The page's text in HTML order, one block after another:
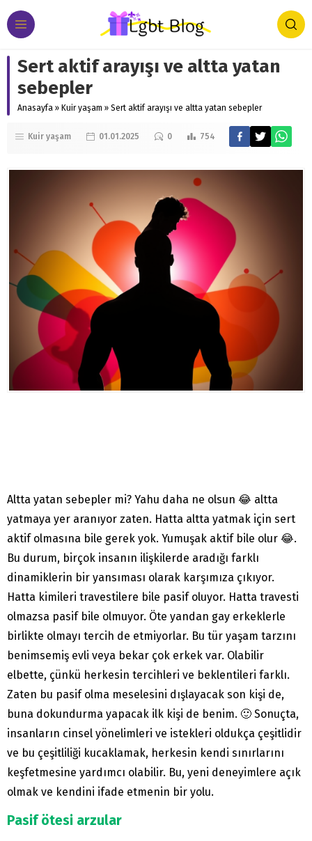
Sert aktif arayışı ve altta yatan
sebepler
Anasayfa » Kuir yaşam » Sert aktif arayışı ve altta yatan sebepler
Kuir yaşam 01.01.2025 0 754
Altta yatan sebepler mi? Yahu daha ne olsun 😂 altta
yatmaya yer aranıyor zaten. Hatta altta yatmak için sert
aktif olmasına bile gerek yok. Yumuşak aktif bile olur 😂.
Bu durum, birçok insanın ilişkilerde aradığı farklı
dinamiklerin bir yansıması olarak karşımıza çıkıyor.
Hatta kimileri travestilere bile pasif oluyor. Hatta travesti
olmazsa pasif bile olmuyor. Öte yandan gay erkeklerle
birlikte olmayı tercih de etmiyorlar. Bu tür yaşam tarzını
benimsemiş evli veya bekar çok erkek var. Olabilir
elbette, çünkü herkesin tercihleri ve beklentileri farklı.
Zaten bu pasif olma meselesini dışlayacak son kişi de,
buna dokundurma yapacak ilk kişi de benim. 🙂 Sonuçta,
insanların cinsel yönelimleri ve istekleri oldukça çeşitlidir
ve bu çeşitliliği kucaklamak, herkesin kendi sınırlarını
keşfetmesine yardımcı olabilir. Bu, yeni deneyimlere açık
olmak ve kendini ifade etmenin bir yolu.
Pasif ötesi arzular